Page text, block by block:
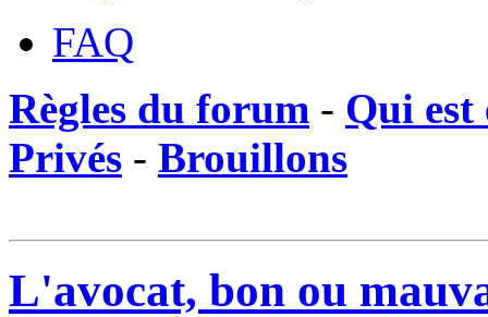
FAQ
Règles du forum - Qui est
Privés - Brouillons
L'avocat, bon ou